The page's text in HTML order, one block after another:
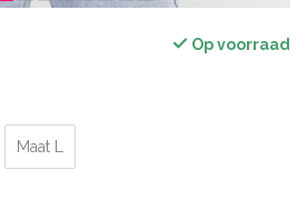
Op voorraad
Maat L